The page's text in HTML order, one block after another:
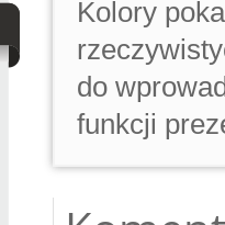
Kolory
do
funkcji